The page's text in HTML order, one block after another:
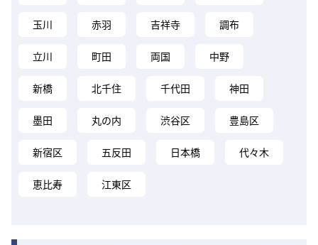
玉川 赤羽 吉祥寺 調布
立川 町田 両国 中野
新橋 北千住 千代田 神田
墨田 丸の内 渋谷区 豊島区
新宿区 五反田 日本橋 代々木
恵比寿 江東区